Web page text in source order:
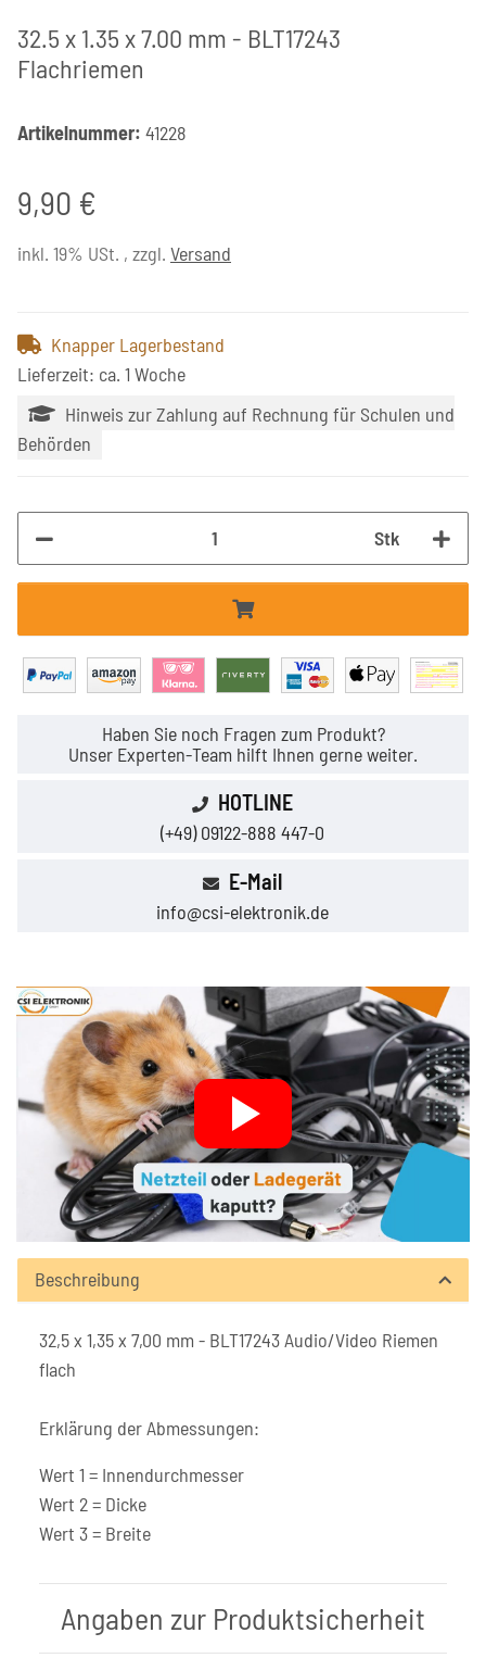
32.5 x 1.35 x 7.00 mm - BLT17243
Flachriemen
Artikelnummer: 41228
9,90 €
inkl. 19% USt. , zzgl. Versand
Knapper Lagerbestand
Lieferzeit: ca. 1 Woche
Hinweis zur Zahlung auf Rechnung für Schulen und
Behörden
Stk
Haben Sie noch Fragen zum Produkt?
Unser Experten-Team hilft Ihnen gerne weiter.
HOTLINE
(+49) 09122-888 447-0
E-Mail
info@csi-elektronik.de
Beschreibung
32,5 x 1,35 x 7,00 mm - BLT17243 Audio/Video Riemen
flach
Erklärung der Abmessungen:
Wert 1 = Innendurchmesser
Wert 2 = Dicke
Wert 3 = Breite
Angaben zur Produktsicherheit